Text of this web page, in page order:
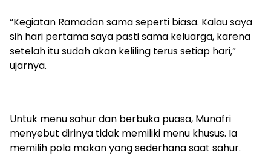
“Kegiatan Ramadan sama seperti biasa. Kalau saya
sih hari pertama saya pasti sama keluarga, karena
setelah itu sudah akan keliling terus setiap hari,”
ujarnya.
Untuk menu sahur dan berbuka puasa, Munafri
menyebut dirinya tidak memiliki menu khusus. Ia
memilih pola makan yang sederhana saat sahur.